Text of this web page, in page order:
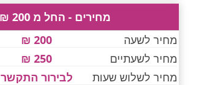
מחירים - החל מ 200 ₪
מחיר לשעה
200 ₪
מחיר לשעתיים
250 ₪
מחיר לשלוש שעות
לבירור התקשר